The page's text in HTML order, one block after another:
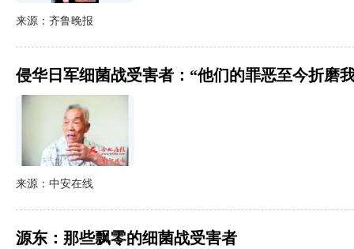
来源：齐鲁晚报
侵华日军细菌战受害者：“他们的罪恶至今折磨
来源：中安在线
源东：那些飘零的细菌战受害者